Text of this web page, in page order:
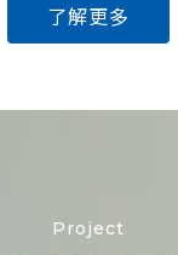
了解更多
Project